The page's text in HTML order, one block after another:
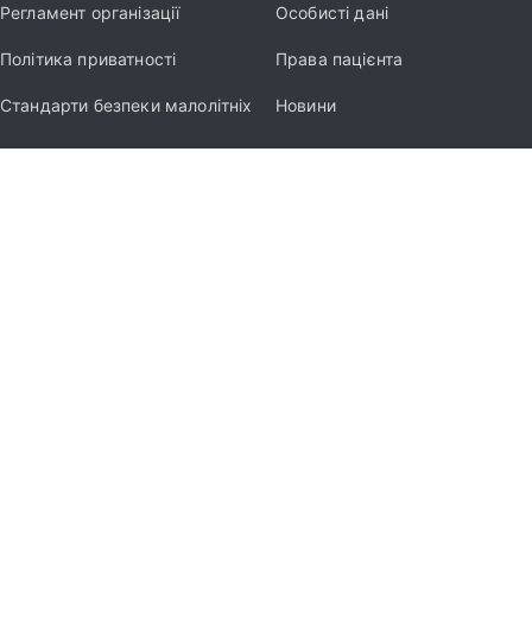
Регламент організації Особисті дані
Політика приватності Права пацієнта
Стандарти безпеки малолітніх Новини